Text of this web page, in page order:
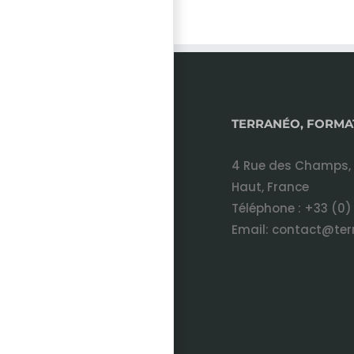
TERRANÉO,
4 Rue des
Haut, France
Téléphone : +33 (0)
Email: